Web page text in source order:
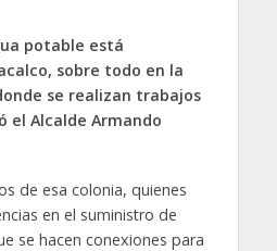
potable está
sobre todo en la
se realizan trabajos
el Alcalde Armando
de esa colonia, quienes
en el suministro de
se hacen conexiones para